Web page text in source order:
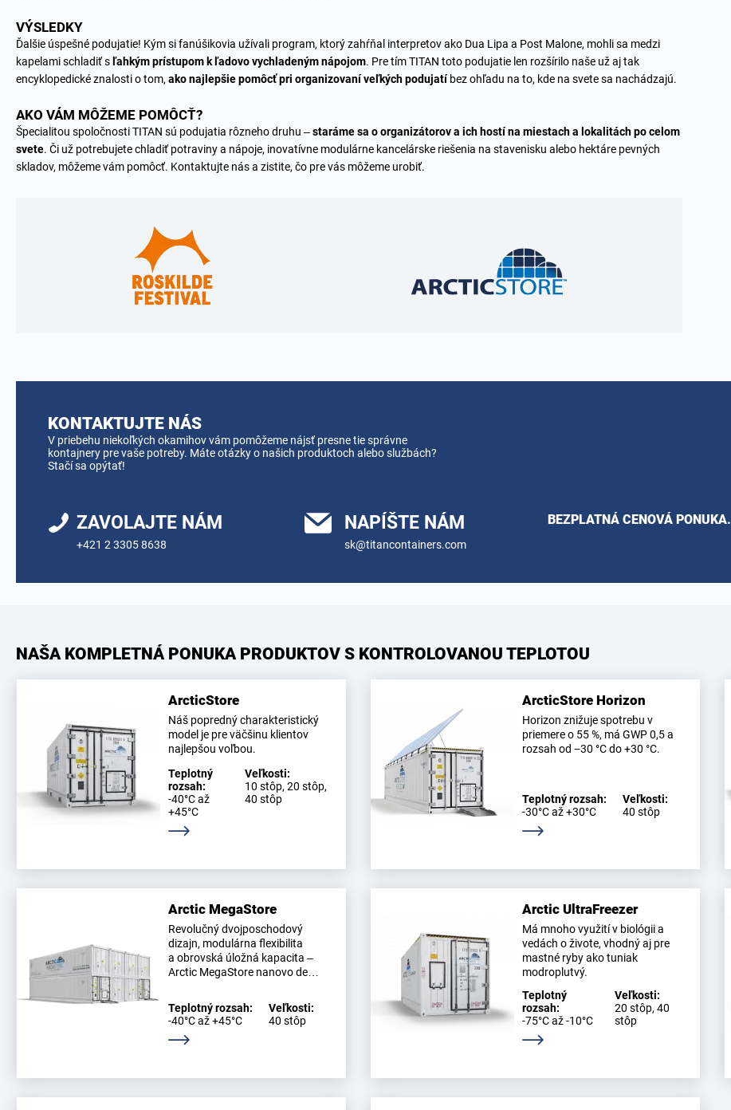
VÝSLEDKY
Ďalšie úspešné podujatie! Kým si fanúšikovia užívali program, ktorý zahŕňal interpretov ako Dua Lipa a Post Malone, mohli sa medzi
kapelami schladiť s ľahkým prístupom k ľadovo vychladeným nápojom. Pre tím TITAN toto podujatie len rozšírilo naše už aj tak
encyklopedické znalosti o tom, ako najlepšie pomôcť pri organizovaní veľkých podujatíbez ohľadu na to, kde na svete sa nachádzajú.
AKO VÁM MÔŽEME POMÔCŤ?
Špecialitou spoločnosti TITAN sú podujatia rôzneho druhu –staráme sa o organizátorov a ich hostí na miestach a lokalitách po celom
svete. Či už potrebujete chladiť potraviny a nápoje, inovatívne modulárne kancelárske riešenia na stavenisku alebo hektáre pevných
skladov, môžeme vám pomôcť. Kontaktujte nása zistite, čo pre vás môžeme urobiť.
KONTAKTUJTE NÁS
V priebehu niekoľkých okamihov vám pomôžeme nájsť presne tie správne
kontajnery pre vaše potreby. Máte otázky o našich produktoch alebo službách?
Stačí sa opýtať!
ZAVOLAJTE NÁM
+421 2 3305 8638
NAPÍŠTE NÁM
sk@titancontainers.com
BEZPLATNÁ CENOVÁ PONUKA.
NAŠA KOMPLETNÁ PONUKA PRODUKTOV S KONTROLOVANOU TEPLOTOU
ArcticStore
Náš popredný charakteristický
model je pre väčšinu klientov
najlepšou voľbou.
Teplotný
rozsah:
-40°C až
+45°C
Veľkosti:
10 stôp, 20 stôp,
40 stôp
Zistite viac
ArcticStore Horizon
Horizon znižuje spotrebu v
priemere o 55 %, má GWP 0,5 a
rozsah od −30 °C do +30 °C.
Teplotný rozsah:
-30°C až +30°C
Veľkosti:
40 stôp
Zistite viac
Arctic MegaStore
Revolučný dvojposchodový
dizajn, modulárna flexibilita
a obrovská úložná kapacita –
Arctic MegaStore nanovo de…
Teplotný rozsah:
-40°C až +45°C
Veľkosti:
40 stôp
Zistite viac
Arctic UltraFreezer
Má mnoho využití v biológii a
vedách o živote, vhodný aj pre
mastné ryby ako tuniak
modroplutvý.
Teplotný
rozsah:
-75°C až -10°C
Veľkosti:
20 stôp, 40
stôp
Zistite viac